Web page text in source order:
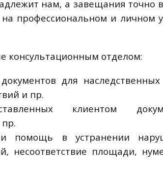
нам, а завещания точно
профессиональном и личном
консультационным отделом:
для
и пр.
клиентом
и помощь в устранении
несоответствие площади,